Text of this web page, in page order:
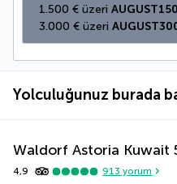
1.500 € üzeri AUGUST150
3.000 € üzeri
Yolculuğunuz burada
Waldorf Astoria Kuwait
4,9 913 yorum